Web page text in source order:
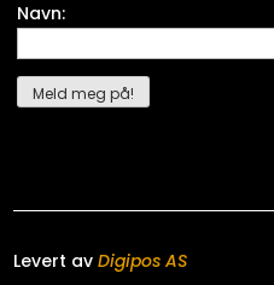
Navn:
Levert avDigipos AS